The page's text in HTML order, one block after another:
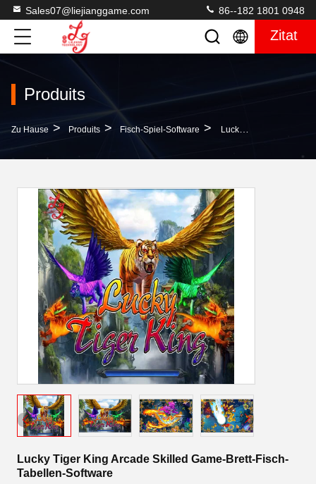
Sales07@liejianggame.com 86--182 1801 0948
Zitat
Produits
Zu Hause > Produits > Fisch-Spiel-Software > Lucky Tiger King Arcade Skilled Game-Brett-Fisch-Tabellen-Software
Lucky Tiger King Arcade Skilled Game-Brett-Fisch-
Tabellen-Software